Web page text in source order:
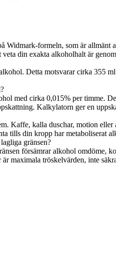
Widmark-formeln, som är
veta din exakta alkoholhalt är
Detta motsvarar cirka 355
med cirka 0,015% per timme.
Kalkylatorn ger en
Kaffe, kalla duschar, motion
tills din kropp har metaboliserat
gränsen?
försämrar alkohol omdöme,
maximala tröskelvärden, inte